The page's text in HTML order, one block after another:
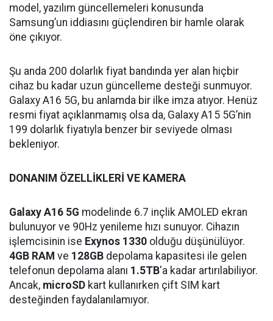
model, yazılım güncellemeleri konusunda
Samsung’un iddiasını güçlendiren bir hamle olarak
öne çıkıyor.
Şu anda 200 dolarlık fiyat bandında yer alan hiçbir
cihaz bu kadar uzun güncelleme desteği sunmuyor.
Galaxy A16 5G, bu anlamda bir ilke imza atıyor. Henüz
resmi fiyat açıklanmamış olsa da, Galaxy A15 5G’nin
199 dolarlık fiyatıyla benzer bir seviyede olması
bekleniyor.
DONANIM ÖZELLİKLERİ VE KAMERA
Galaxy A16 5G modelinde 6.7 inçlik AMOLED ekran
bulunuyor ve 90Hz yenileme hızı sunuyor. Cihazın
işlemcisinin ise Exynos 1330 olduğu düşünülüyor.
4GB RAM ve 128GB depolama kapasitesi ile gelen
telefonun depolama alanı 1.5TB'a kadar artırılabiliyor.
Ancak, microSD kart kullanırken çift SIM kart
desteğinden faydalanılamıyor.